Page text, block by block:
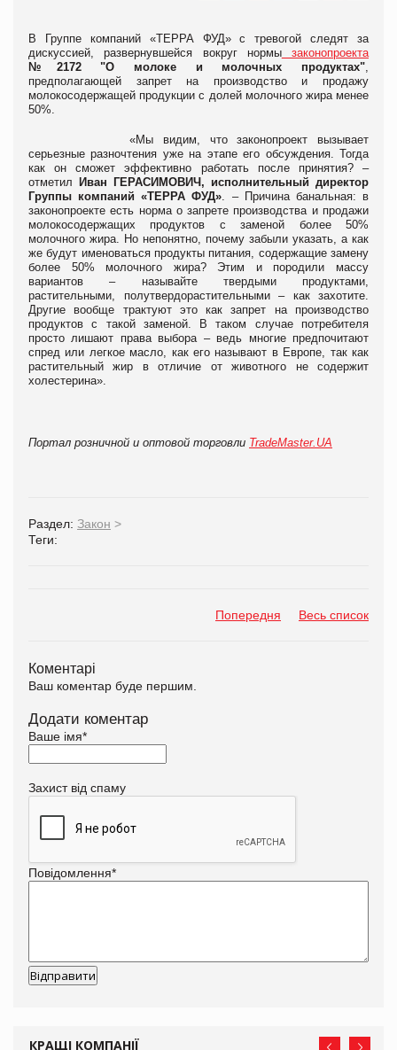
В Группе компаний «ТЕРРА ФУД» с тревогой следят за
дискуссией, развернувшейся вокруг нормызаконопроекта
№2172 "О молоке и молочных продуктах"
предполагающей запрет на производство и продажу
молокосодержащей продукции с долей молочного жира менее
50%.
«Мы видим, что законопроект вызывает
серьезные разночтения уже на этапе его обсуждения. Тогда
как он сможет эффективно работать после принятия? –
отметил Иван ГЕРАСИМОВИЧ, исполнительный директор
Группы компаний «ТЕРРА ФУД» . – Причина банальная: в
законопроекте есть норма о запрете производства и продажи
молокосодержащих продуктов с заменой более 50%
молочного жира. Но непонятно, почему забыли указать, а как
же будут именоваться продукты питания, содержащие замену
более 50% молочного жира? Этим и породили массу
вариантов – называйте твердыми продуктами,
растительными, полутвердорастительными – как захотите.
Другие вообще трактуют это как запрет на производство
продуктов с такой заменой. В таком случае потребителя
просто лишают права выбора – ведь многие предпочитают
спред или легкое масло, как его называют в Европе, так как
растительный жир в отличие от животного не содержит
холестерина».
Портал розничной и оптовой торговли TradeMaster.UA
Раздел: Закон >
Теги:
Попередня Весь список
Коментарі
Ваш коментар буде першим.
Додати коментар
Ваше імя*
Захист від спаму
Повідомлення*
КРАЩІ КОМПАНІЇ